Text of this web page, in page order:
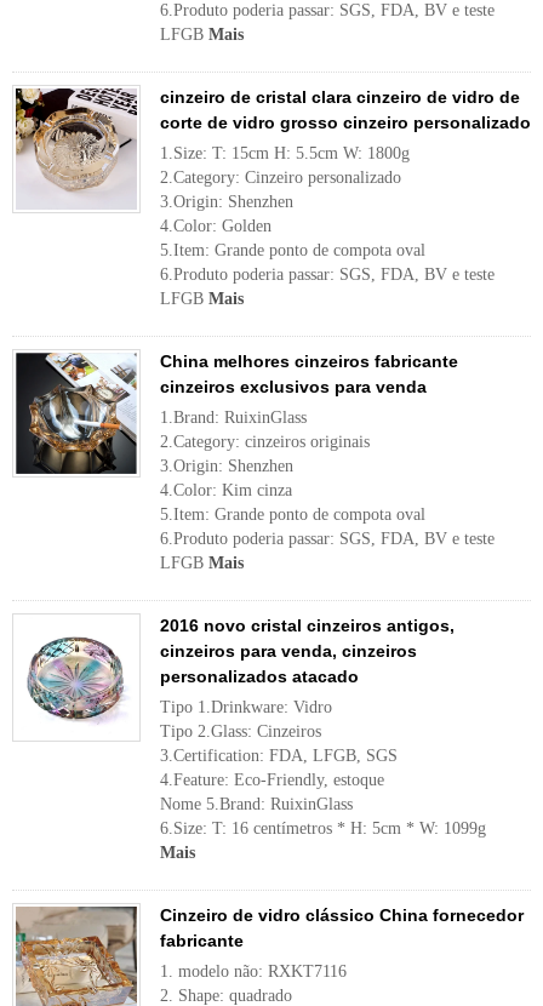
6.Produto poderia passar: SGS, FDA, BV e teste
LFGB Mais
cinzeiro de cristal clara cinzeiro de vidro de
corte de vidro grosso cinzeiro personalizado
1.Size: T: 15cm H: 5.5cm W: 1800g
2.Category: Cinzeiro personalizado
3.Origin: Shenzhen
4.Color: Golden
5.Item: Grande ponto de compota oval
6.Produto poderia passar: SGS, FDA, BV e teste
LFGB Mais
China melhores cinzeiros fabricante
cinzeiros exclusivos para venda
1.Brand: RuixinGlass
2.Category: cinzeiros originais
3.Origin: Shenzhen
4.Color: Kim cinza
5.Item: Grande ponto de compota oval
6.Produto poderia passar: SGS, FDA, BV e teste
LFGB Mais
2016 novo cristal cinzeiros antigos,
cinzeiros para venda, cinzeiros
personalizados atacado
Tipo 1.Drinkware: Vidro
Tipo 2.Glass: Cinzeiros
3.Certification: FDA, LFGB, SGS
4.Feature: Eco-Friendly, estoque
Nome 5.Brand: RuixinGlass
6.Size: T: 16 centímetros * H: 5cm * W: 1099g
Mais
Cinzeiro de vidro clássico China fornecedor
fabricante
1. modelo não: RXKT7116
2. Shape: quadrado